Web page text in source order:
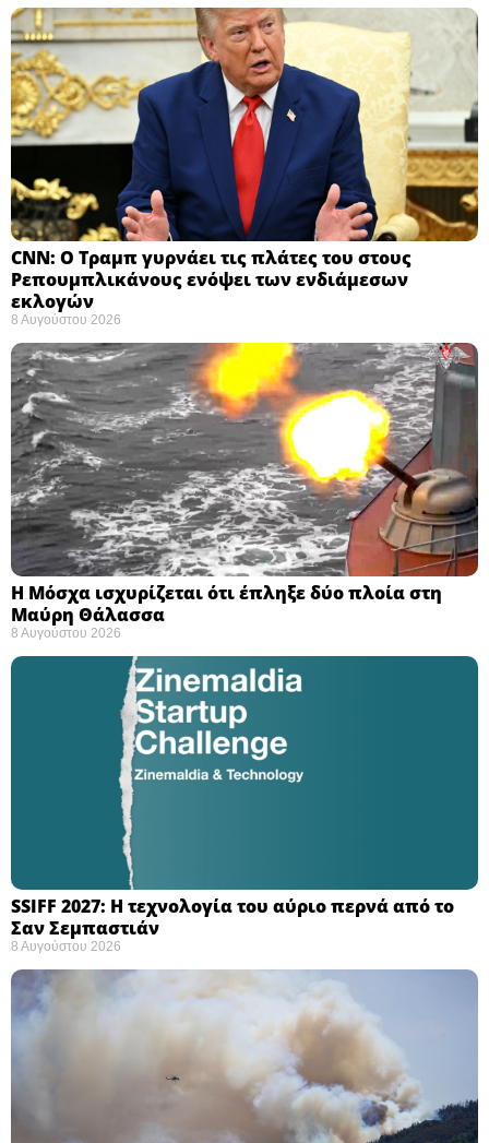
CNN: Ο Τραμπ γυρνάει τις πλάτες του στους
Ρεπουμπλικάνους ενόψει των ενδιάμεσων
εκλογών ​
8 Αυγούστου 2026
Η Μόσχα ισχυρίζεται ότι έπληξε δύο πλοία στη
Μαύρη Θάλασσα ​
8 Αυγούστου 2026
SSIFF 2027: Η τεχνολογία του αύριο περνά από το
Σαν Σεμπαστιάν ​
8 Αυγούστου 2026